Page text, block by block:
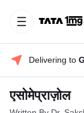
Delivering to
एसोमेप्राज़ोल